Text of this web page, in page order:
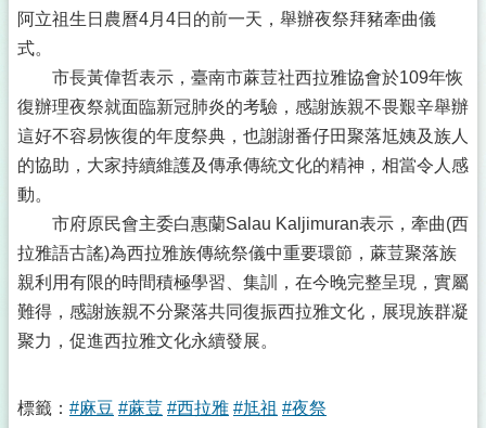
阿立祖生日農曆4月4日的前一天，舉辦夜祭拜豬牽曲儀
式。
市長黃偉哲表示，臺南市蔴荳社西拉雅協會於109年恢
復辦理夜祭就面臨新冠肺炎的考驗，感謝族親不畏艱辛舉辦
這好不容易恢復的年度祭典，也謝謝番仔田聚落尪姨及族人
的協助，大家持續維護及傳承傳統文化的精神，相當令人感
動。
市府原民會主委白惠蘭Salau Kaljimuran表示，牽曲(西
拉雅語古謠)為西拉雅族傳統祭儀中重要環節，蔴荳聚落族
親利用有限的時間積極學習、集訓，在今晚完整呈現，實屬
難得，感謝族親不分聚落共同復振西拉雅文化，展現族群凝
聚力，促進西拉雅文化永續發展。
標籤： #麻豆 #蔴荳 #西拉雅 #尪祖 #夜祭